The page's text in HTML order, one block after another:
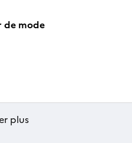
de mode
plus